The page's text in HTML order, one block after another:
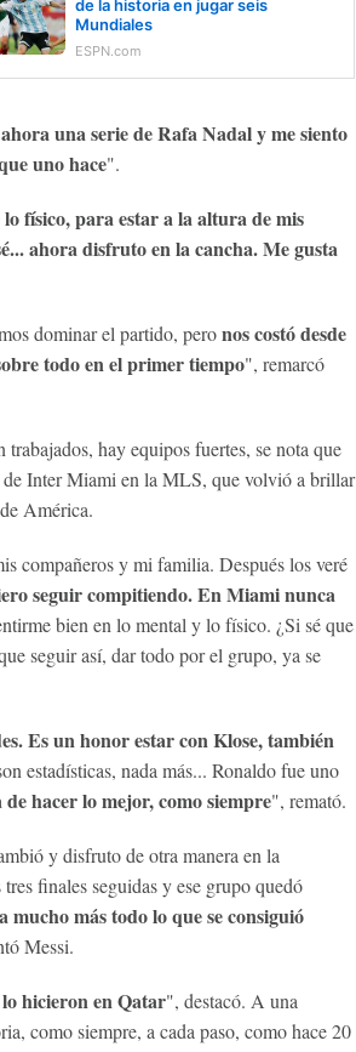
de la historia en jugar seis
Mundiales
ESPN.com
una serie de Rafa Nadal y me siento
uno hace".
físico, para estar a la altura de mis
ahora disfruto en la cancha. Me gusta
dominar el partido, peronos costó desde
todo en el primer tiempo", remarcó
hay equipos fuertes, se nota que
Inter Miami en la MLS, que volvió a brillar
América.
compañeros y mi familia. Después los veré
seguir compitiendo. En Miami nunca
bien en lo mental y lo físico. ¿Si sé que
seguir así, dar todo por el grupo, ya se
Es un honor estar con Klose, también
estadísticas, nada más... Ronaldo fue uno
hacer lo mejor, como siempre", remató.
y disfruto de otra manera en la
finales seguidas y ese grupo quedó
mucho más todo lo que se consiguió
Messi.
hicieron en Qatar", destacó. A una
como siempre, a cada paso, como hace 20